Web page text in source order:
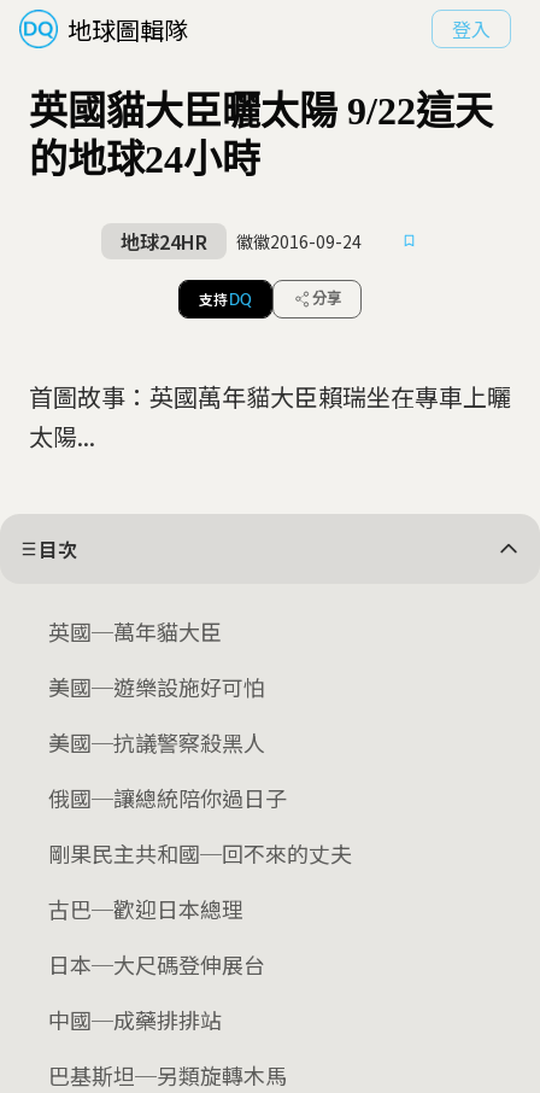
地球圖輯隊 登入
英國貓大臣曬太陽 9/22這天
的地球24小時
地球24HR 徽徽2016-09-24
支持 DQ 分享
首圖故事：英國萬年貓大臣賴瑞坐在專車上曬
太陽...
目次
英國─萬年貓大臣
美國─遊樂設施好可怕
美國─抗議警察殺黑人
俄國─讓總統陪你過日子
剛果民主共和國─回不來的丈夫
古巴─歡迎日本總理
日本─大尺碼登伸展台
中國─成藥排排站
巴基斯坦─另類旋轉木馬